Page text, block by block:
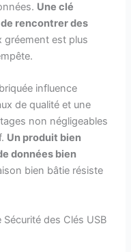
Une clé
rencontrer des
gréement est plus
influence
de qualité et une
non négligeables
Un produit bien
données bien
bien bâtie résiste
Sécurité des Clés USB